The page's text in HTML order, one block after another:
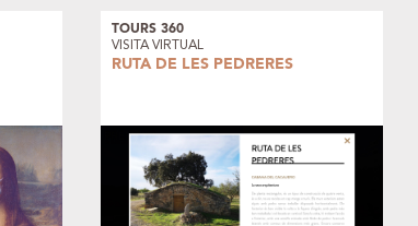
TOURS 360
VISITA VIRTUAL
RUTA DE LES PEDRERES